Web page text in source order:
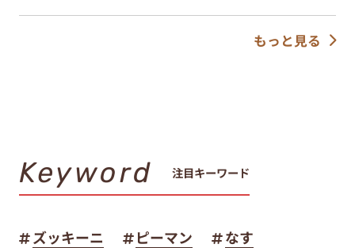
もっと見る
Keyword 注目キーワード
ズッキーニ ピーマン なす